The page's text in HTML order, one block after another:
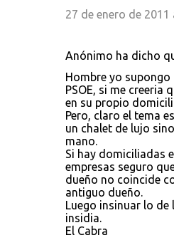
27 de enero de 2011
Anónimo ha dicho
Hombre yo
PSOE, si me creeria
en su propio
Pero, claro el tema
un chalet de lujo
mano.
Si hay domiciliadas
empresas seguro
dueño no coincide
antiguo dueño.
Luego insinuar lo de
insidia.
El Cabra